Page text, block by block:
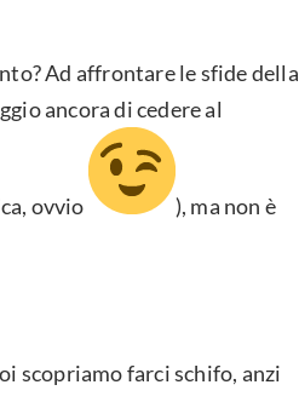
Ad affrontare le sfide della
ancora di cedere al
ovvio
), ma non è
scopriamo farci schifo, anzi